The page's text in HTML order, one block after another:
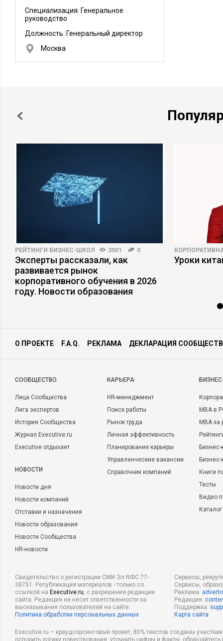
Специализация: Генеральное
руководство
Должность: Генеральный директор
Москва
РЕЙТИНГИ БИЗНЕС-ШКОЛ 3001 0
Эксперты рассказали, как
развивается рынок
корпоративного обучения в 2026
году. Новости образования
Уроки
О ПРОЕКТЕ F.A.Q. РЕКЛАМА ДЕКЛАРАЦИЯ
CООБЩЕСТВО
Лица Сообщества
Лига экспертов
История Сообщества
Журнал Executive.ru
Executive отдыхает
НОВОСТИ
Новости дня
Новости компаний
Отставки и назначения
Новости образования
Новости Сообщества
HR-новости
КАРЬЕРА
HR-менеджмент
Поиск работы
Рынок труда
Личная эффективность
Планирование карьеры
Управленческие вакансии
Справочник компаний
MBA в
MBA
Бизнес-
Книги
Тесты
Видео
Свидетельство о регистрации СМИ Эл NФС 77-
38751. Републикация материалов - только со
ссылкой на Executive.ru, с разрешения редакции
сайта. Редакция не несет ответственности за
высказывания пользователей на сайте.
Политика обработки персональных данных
Сервисы,
Сервисы,
Реклама:
Редакция:
Поддержка:
Карта сайта
Executive.ru – краудсорсинговый проект, 80% текстов созданы
оспорить логику повествования, уточнить цифры и факты,